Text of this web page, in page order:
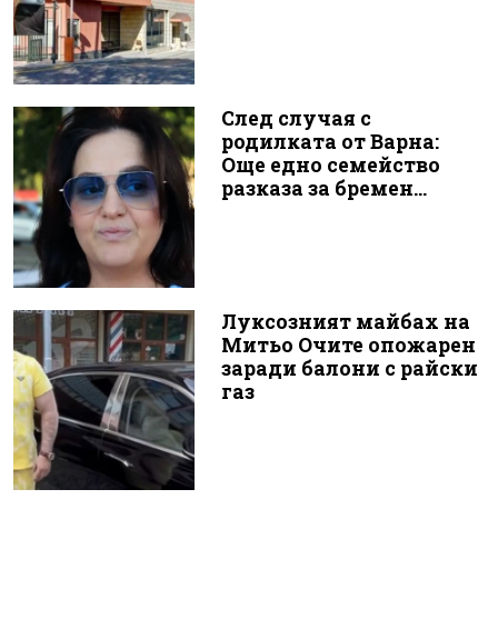
След случая с
родилката от Варна:
Още едно семейство
разказа за бремен...
Луксозният майбах на
Митьо Очите опожарен
заради балони с райски
газ